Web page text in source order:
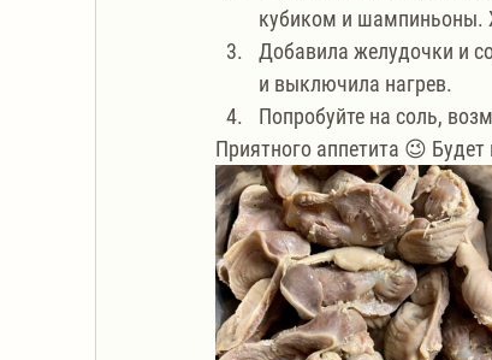
кубиком и шампиньоны.
Добавила желудочки и
и выключила нагрев.
Попробуйте на соль,
Приятного аппетита 😉 Будет